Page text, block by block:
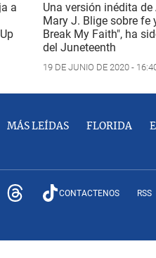
a
Una versión inédita
Mary J. Blige sobre fe
Break My Faith", ha
del Juneteenth
19 DE JUNIO DE 2020 -
MÁS LEÍDAS FLORIDA
CONTACTENOS RSS